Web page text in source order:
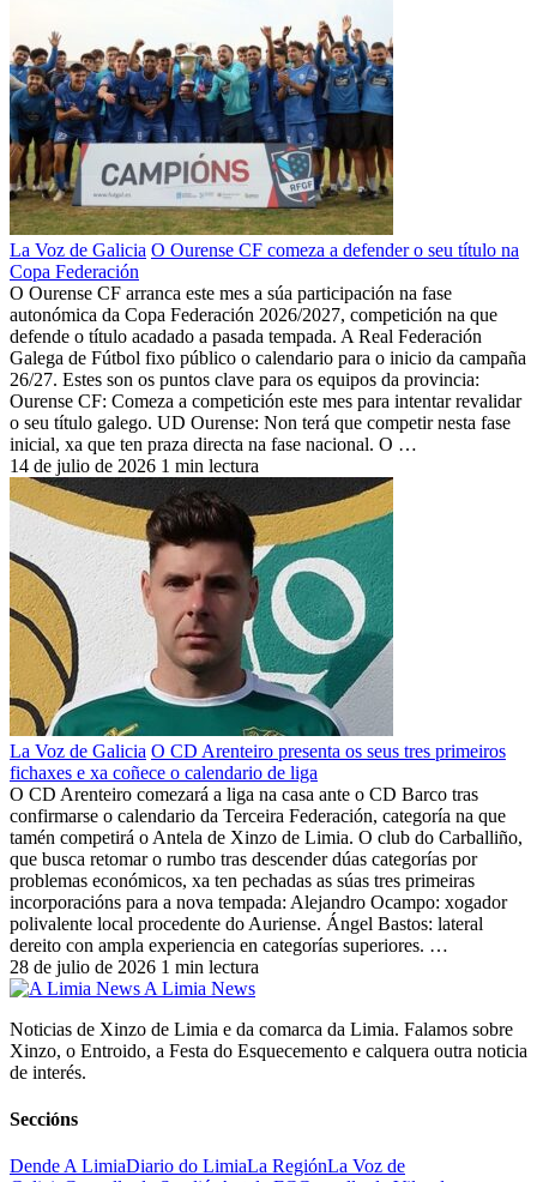
La Voz de Galicia O Ourense CF comeza a defender o seu título na
Copa Federación
O Ourense CF arranca este mes a súa participación na fase
autonómica da Copa Federación 2026/2027, competición na que
defende o título acadado a pasada tempada. A Real Federación
Galega de Fútbol fixo público o calendario para o inicio da campaña
26/27. Estes son os puntos clave para os equipos da provincia:
Ourense CF: Comeza a competición este mes para intentar revalidar
o seu título galego. UD Ourense: Non terá que competir nesta fase
inicial, xa que ten praza directa na fase nacional. O …
14 de julio de 2026 1 min lectura
La Voz de Galicia O CD Arenteiro presenta os seus tres primeiros
fichaxes e xa coñece o calendario de liga
O CD Arenteiro comezará a liga na casa ante o CD Barco tras
confirmarse o calendario da Terceira Federación, categoría na que
tamén competirá o Antela de Xinzo de Limia. O club do Carballiño,
que busca retomar o rumbo tras descender dúas categorías por
problemas económicos, xa ten pechadas as súas tres primeiras
incorporacións para a nova tempada: Alejandro Ocampo: xogador
polivalente local procedente do Auriense. Ángel Bastos: lateral
dereito con ampla experiencia en categorías superiores. …
28 de julio de 2026 1 min lectura
A Limia News
Noticias de Xinzo de Limia e da comarca da Limia. Falamos sobre
Xinzo, o Entroido, a Festa do Esquecemento e calquera outra noticia
de interés.
Seccións
Dende A LimiaDiario do LimiaLa RegiónLa Voz de